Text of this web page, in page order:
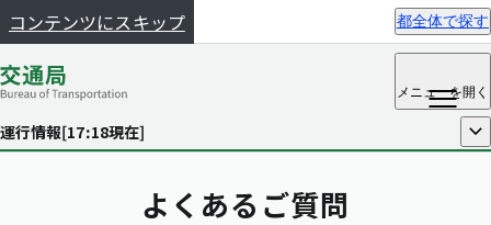
コンテンツにスキップ 都全体で探す
メニューを開く
運行情報[17:18現在] 開く
よくあるご質問